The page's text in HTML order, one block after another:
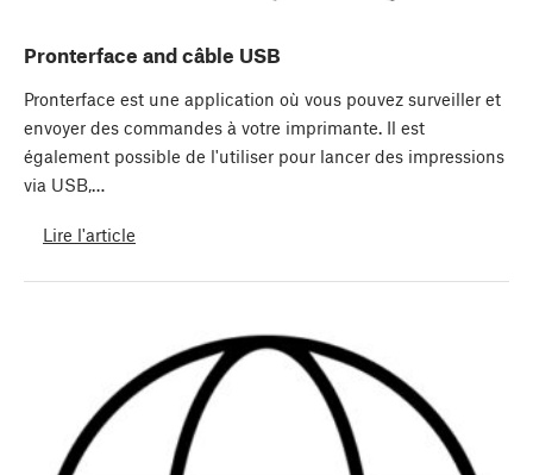
Pronterface and câble USB
Pronterface est une application où vous pouvez surveiller et
envoyer des commandes à votre imprimante. Il est
également possible de l'utiliser pour lancer des impressions
via USB,…
Lire l'article